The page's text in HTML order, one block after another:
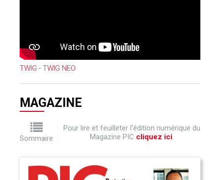
TWIG - TWIG NEO
MAGAZINE
Sommaire
Pour lire et feuilleter l'édition numérique du
Magazine PIC cliquez ici.